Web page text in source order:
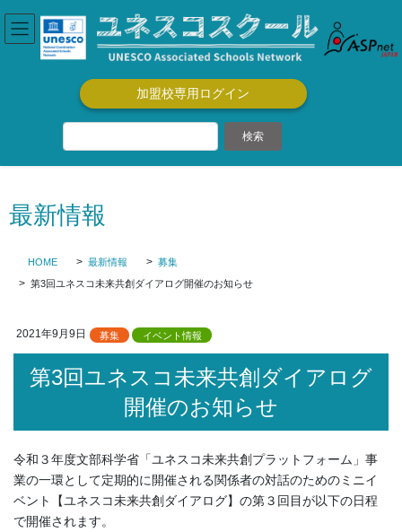
ン
テ
ビ
ゲ
加盟校専用ログイン
最新情報
HOME 最新情報
募集
第3回ユネスコ未来共創ダイアログ開催のお知らせ
2021年9月9日 募集 イベント情報
第3回ユネスコ未来共創ダイアログ
開催のお知らせ
令和３年度文部科学省「ユネスコ未来共創プラットフォーム」事
業の一環として定期的に開催される関係者の対話のためのミニイ
ベント【ユネスコ未来共創ダイアログ】の第３回目が以下の日程
で開催されます。